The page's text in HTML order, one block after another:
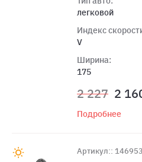
легковой
Индекс
V
Ширина:
175
2 227 2
Подробнее
Артикул:: 146953